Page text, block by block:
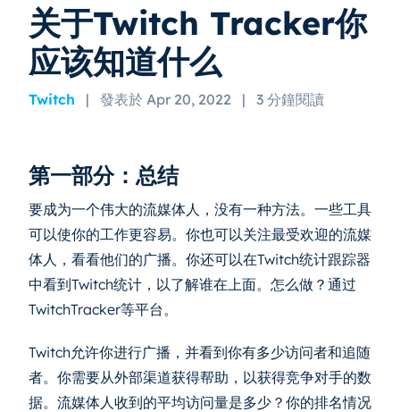
关于Twitch Tracker你
应该知道什么
Twitch | 發表於 Apr 20, 2022 | 3 分鐘閱讀
第一部分：总结
要成为一个伟大的流媒体人，没有一种方法。一些工具
可以使你的工作更容易。你也可以关注最受欢迎的流媒
体人，看看他们的广播。你还可以在Twitch统计跟踪器
中看到Twitch统计，以了解谁在上面。怎么做？通过
TwitchTracker等平台。
Twitch允许你进行广播，并看到你有多少访问者和追随
者。你需要从外部渠道获得帮助，以获得竞争对手的数
据。流媒体人收到的平均访问量是多少？你的排名情况